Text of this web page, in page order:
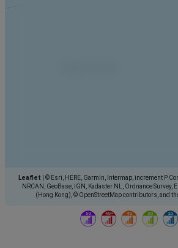
Leaflet
© Esri, HERE, Garmin, Intermap, increment P
NRCAN, GeoBase, IGN, Kadaster NL, Ordnance Survey,
(Hong Kong), © OpenStreetMap contributors, and